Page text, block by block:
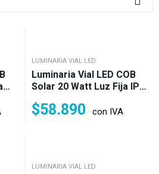
LUMINARIA VIAL LED
Luminaria Vial LED COB
Solar 20 Watt Luz Fija IP65
$58.890 con IVA
LUMINARIA VIAL LED